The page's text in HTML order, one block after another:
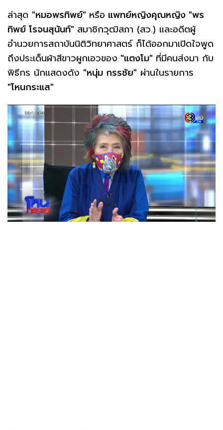
ล่าสุด "หมอพรทิพย์" หรือ แพทย์หญิงคุณหญิง "พร
ทิพย์ โรจนสุนันท์" สมาชิกวุฒิสภา (สว.) และอดีตผู้
อำนวยการสถาบันนิติวิทยาศาสตร์ ก็ได้ออกมาเปิดใจพูด
ถึงประเด็นผ้าสีขาวผูกเอวของ "แตงโม" ที่มีคนส่งมา กับ
พิธีกร นักแสดงดัง "หนุ่ม กรรชัย" ผ่านในรายการ
"โหนกระแส"